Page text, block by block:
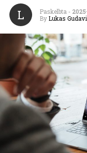
L Paskelbta -
By Lukas